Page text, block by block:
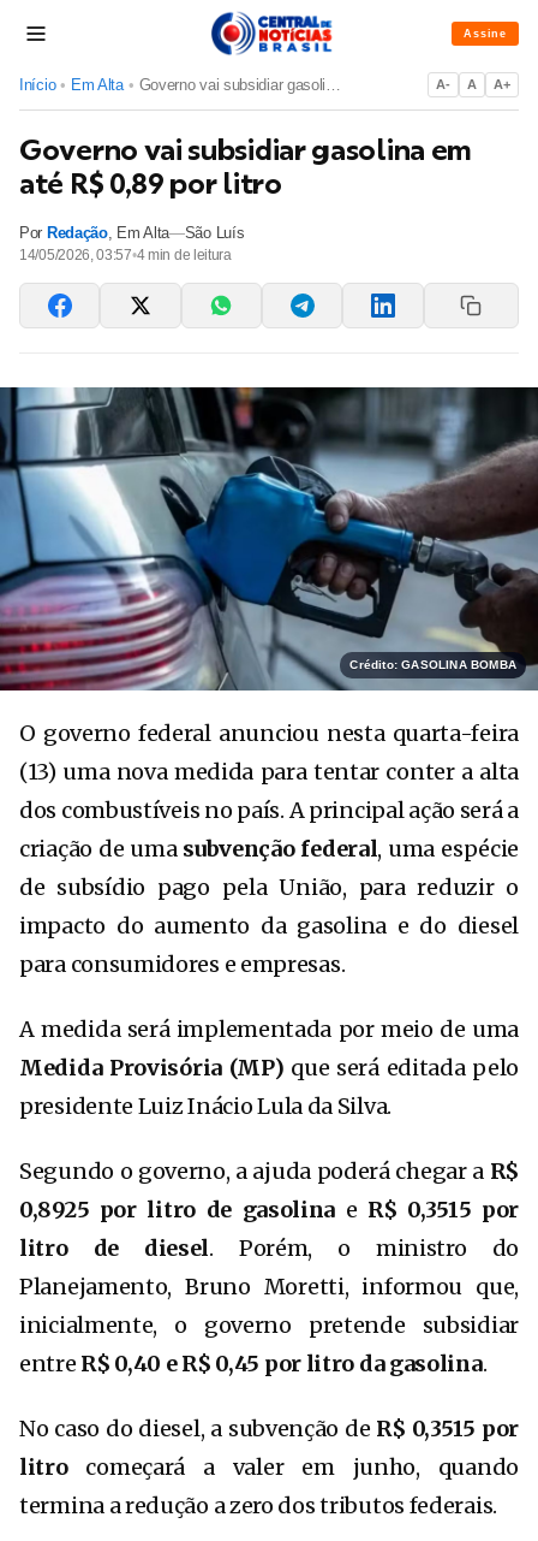
Assine
Início • Em Alta • Governo vai subsidiar gasolina em até R$ 0,89 por litro A- A A+
Governo vai subsidiar gasolina em
até R$ 0,89 por litro
Por Redação, Em Alta—São Luís
14/05/2026, 03:57•4min de leitura
Crédito: GASOLINA BOMBA
O governo federal anunciou nesta quarta-feira
(13) uma nova medida para tentar conter a alta
dos combustíveis no país. A principal ação será a
criação de uma subvenção federal, uma espécie
de subsídio pago pela União, para reduzir o
impacto do aumento da gasolina e do diesel
para consumidores e empresas.
A medida será implementada por meio de uma
Medida Provisória (MP) que será editada pelo
presidente Luiz Inácio Lula da Silva.
Segundo o governo, a ajuda poderá chegar a R$
0,8925 por litro de gasolina e R$ 0,3515 por
litro de diesel. Porém, o ministro do
Planejamento,Bruno Moretti, informou que,
inicialmente, o governo pretende subsidiar
entre R$ 0,40 e R$ 0,45 por litro da gasolina.
No caso do diesel, a subvenção de R$ 0,3515 por
litrocomeçará a valer em junho, quando
termina a redução a zero dos tributos federais.